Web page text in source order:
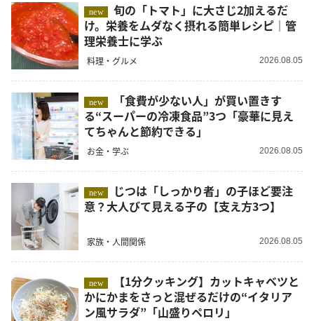
new
旬の「トマト」に大さじ2加えるだ
け。栄養をムダなく摂れる簡単レシピ｜管
理栄養士に学ぶ
料理・グルメ 2026.08.05
new
る“スーパーの冷凍食品”3つ「豪華に見え
てちゃんと節約できる」
お金・学ぶ 2026.08.05
new
意？大人びて見える子の【支え方3つ】
家族・人間関係 2026.08.05
new
かにかまをさっと混ぜるだけの“イタリア
ン風サラダ”「山盛りペロリ」